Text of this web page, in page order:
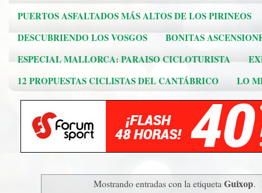
PUERTOS ASFALTADOS MÁS ALTOS DE LOS PIRINEOS
DESCUBRIENDO LOS VOSGOS
BONITAS
ESPECIAL MALLORCA: PARAISO CICLOTURISTA
12 PROPUESTAS CICLISTAS DEL CANTÁBRICO
LO
Mostrando entradas con la etiqueta Guixop.